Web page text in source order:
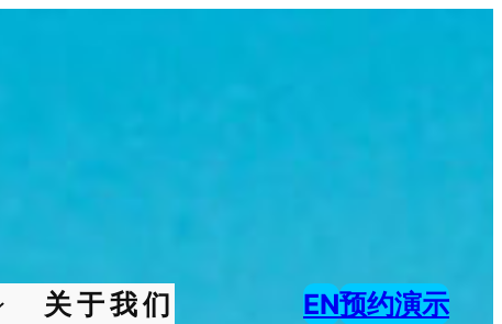
关于我们 EN预约演示